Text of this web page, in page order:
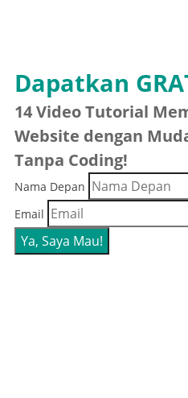
Dapatkan
14 Video Tutorial
Website dengan
Tanpa Coding!
Nama Depan
Email